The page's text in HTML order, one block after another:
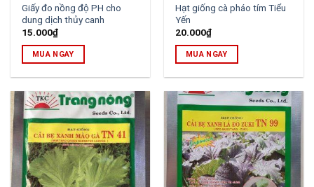
Giấy đo nồng độ PH cho
dung dịch thủy canh
15.000₫
MUA NGAY
Hạt giống cà pháo tím Tiểu
Yến
20.000₫
MUA NGAY